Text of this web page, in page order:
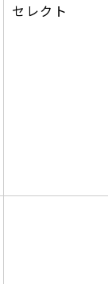
セレクト